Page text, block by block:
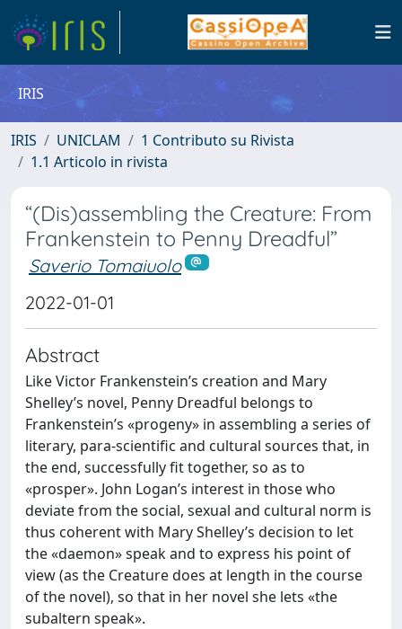
IRIS
IRIS UNICLAM
1 Contributo su Rivista
1.1 Articolo in rivista
“(Dis)assembling the Creature: From
Frankenstein to Penny Dreadful”
Saverio Tomaiuolo
2022-01-01
Abstract
Like Victor Frankenstein’s creation and Mary
Shelley’s novel, Penny Dreadful belongs to
Frankenstein’s «progeny» in assembling a series of
literary, para-scientific and cultural sources that, in
the end, successfully fit together, so as to
«prosper». John Logan’s interest in those who
deviate from the social, sexual and cultural norm is
thus coherent with Mary Shelley’s decision to let
the «daemon» speak and to express his point of
view (as the Creature does at length in the course
of the novel), so that in her novel she lets «the
subaltern speak».